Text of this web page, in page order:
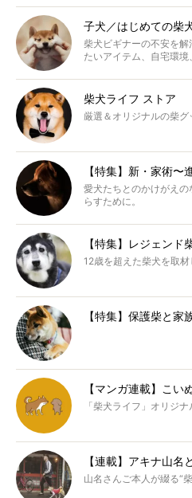
子犬／はじめての柴
柴犬ビギナーの不安を
たいアイテム、自宅環
柴犬ライフ ストア
厳選＆オリジナルの柴グ
【特集】新・家術
愛犬たちとのかけがえ
らすために。
【特集】レジェンド
12歳を超えた柴犬を取材
【特集】保護柴と家
【マンガ連載】こい
「柴犬ライフ」オリジナ
【連載】アキナ山名
山名さんご本人が綴る“